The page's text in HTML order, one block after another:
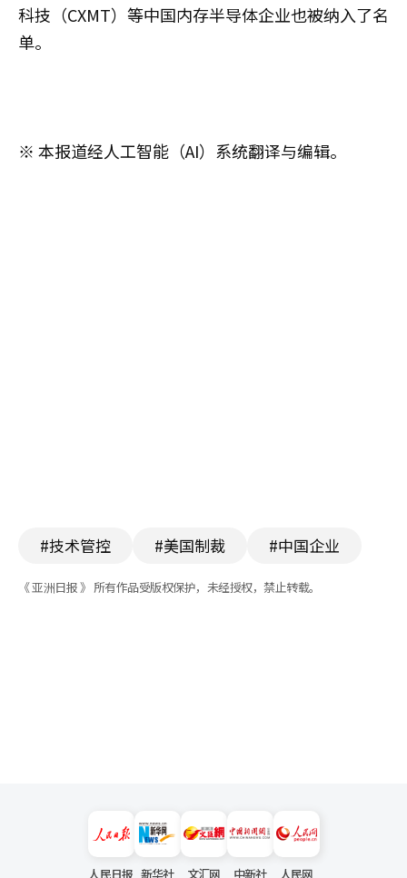
科技（CXMT）等中国内存半导体企业也被纳入了名
单。
※ 本报道经人工智能（AI）系统翻译与编辑。
#技术管控 #美国制裁 #中国企业
《 亚洲日报 》 所有作品受版权保护，未经授权，禁止转载。
人民日报 新华社 文汇网 中新社 人民网